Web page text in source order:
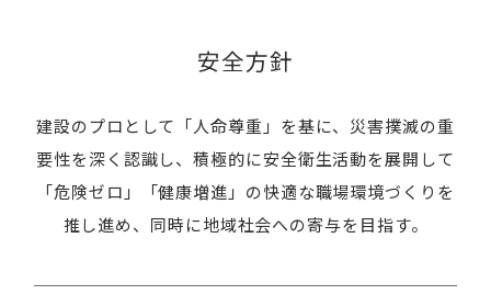
安全方針
建設のプロとして「人命尊重」を基に、災害撲滅の重
要性を深く認識し、積極的に安全衛生活動を展開して
「危険ゼロ」「健康増進」の快適な職場環境づくりを
推し進め、 同時に地域社会への寄与を目指す。